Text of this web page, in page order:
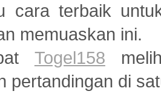
cara terbaik
memuaskan ini.
Togel158
pertandingan di